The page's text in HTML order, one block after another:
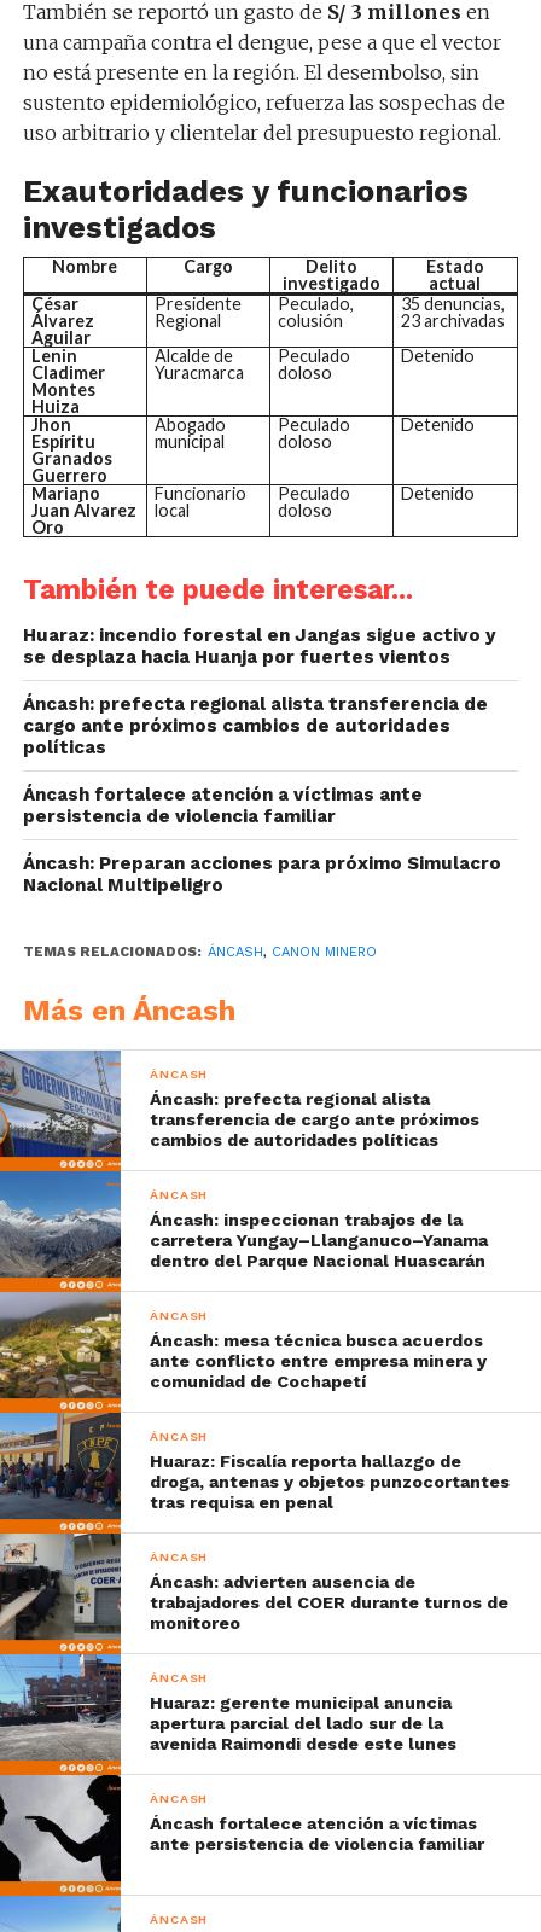
También se reportó un gasto de S/ 3 millones en
una campaña contra el dengue, pese a que el vector
no está presente en la región. El desembolso, sin
sustento epidemiológico, refuerza las sospechas de
uso arbitrario y clientelar del presupuesto regional.
Exautoridades y funcionarios
investigados
Nombre Cargo
Delito
investigado
Estado
actual
César
Álvarez
Aguilar
Presidente
Regional
Peculado,
colusión
35 denuncias,
23 archivadas
Lenin
Cladimer
Montes
Huiza
Alcalde de
Yuracmarca
Peculado
doloso
Detenido
Jhon
Espíritu
Granados
Guerrero
Abogado
municipal
Peculado
doloso
Detenido
Mariano
Juan Álvarez
Oro
Funcionario
local
Peculado
doloso
Detenido
También te puede interesar...
Huaraz: incendio forestal en Jangas sigue activo y
se desplaza hacia Huanja por fuertes vientos
Áncash: prefecta regional alista transferencia de
cargo ante próximos cambios de autoridades
políticas
Áncash fortalece atención a víctimas ante
persistencia de violencia familiar
Áncash: Preparan acciones para próximo Simulacro
Nacional Multipeligro
TEMAS RELACIONADOS: ÁNCASH, CANON MINERO
Más en Áncash
ÁNCASH
Áncash: prefecta regional alista
transferencia de cargo ante próximos
cambios de autoridades políticas
ÁNCASH
Áncash: inspeccionan trabajos de la
carretera Yungay–Llanganuco–Yanama
dentro del Parque Nacional Huascarán
ÁNCASH
Áncash: mesa técnica busca acuerdos
ante conflicto entre empresa minera y
comunidad de Cochapetí
ÁNCASH
Huaraz: Fiscalía reporta hallazgo de
droga, antenas y objetos punzocortantes
tras requisa en penal
ÁNCASH
Áncash: advierten ausencia de
trabajadores del COER durante turnos de
monitoreo
ÁNCASH
Huaraz: gerente municipal anuncia
apertura parcial del lado sur de la
avenida Raimondi desde este lunes
ÁNCASH
Áncash fortalece atención a víctimas
ante persistencia de violencia familiar
ÁNCASH